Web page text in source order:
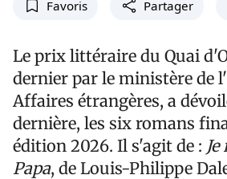
Favoris Partager
Le prix littéraire du Quai
dernier par le ministère de
Affaires étrangères, a
dernière, les six romans
édition 2026. Il s'agit de :
Papa, de Louis-Philippe